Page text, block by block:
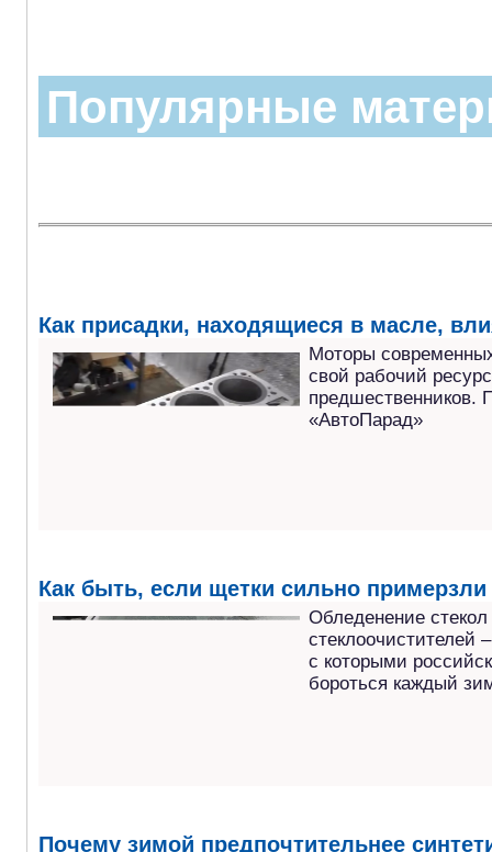
Популярные
Как присадки, находящиеся в масле,
Моторы
свой рабочий
предшественников.
«АвтоПарад»
Как быть, если щетки сильно примерзли
Обледенение
стеклоочистителей
с которыми
бороться каждый
Почему зимой предпочтительнее